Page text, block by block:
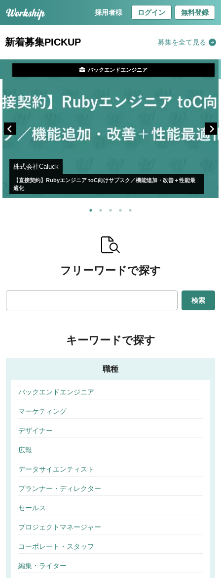
採用者様 ログイン 無料登録
新着募集PICKUP 募集を全て見る
株式会社Caluck
【直接契約】Rubyエンジニア toC向けサブスク／機能追加・改善＋性能最
適化
バックエンドエンジニア
フリーワードで探す
検索
キーワードで探す
職種
バックエンドエンジニア
マーケティング
デザイナー
広報
データサイエンティスト
プランナー・ディレクター
セールス
プロジェクトマネージャー
コーポレート・スタッフ
編集・ライター